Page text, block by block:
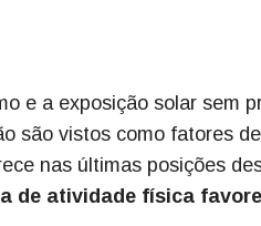
e a exposição solar sem
são vistos como fatores
nas últimas posições
de atividade física